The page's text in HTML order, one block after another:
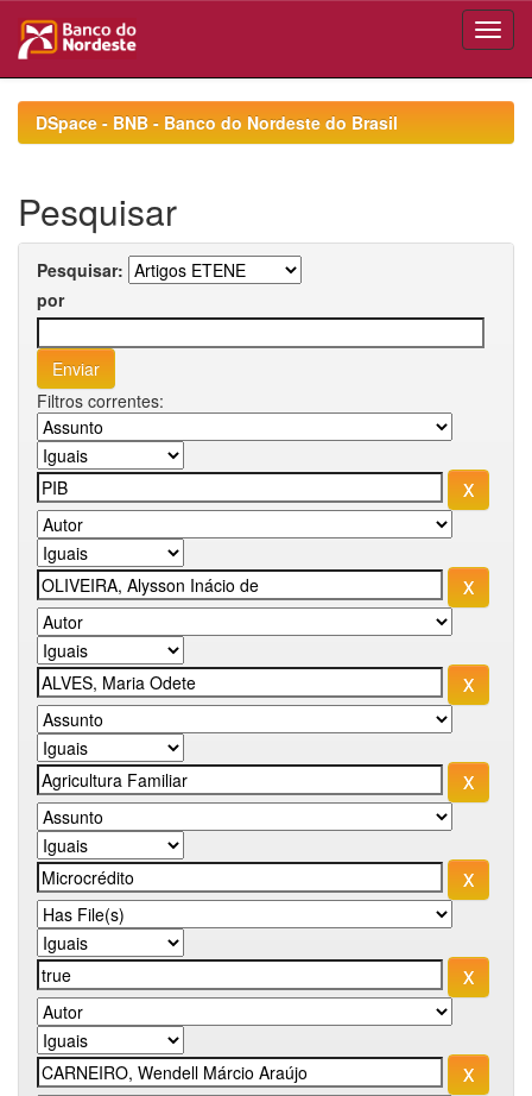
navigationDSpace - BNB - Banco do Nordeste do Brasil
Pesquisar
Pesquisar:
por
Filtros correntes: